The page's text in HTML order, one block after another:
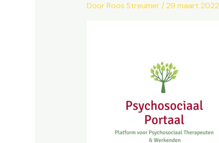
DoorRoos Streumer/29 maart 2022